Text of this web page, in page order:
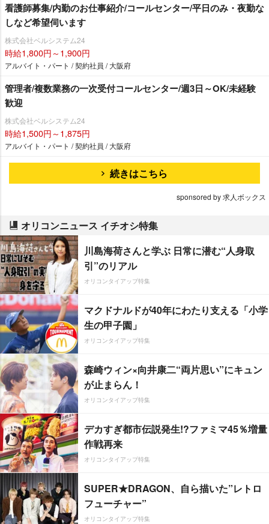
看護師募集/内勤のお仕事紹介/コールセンター/平日のみ・夜勤な
しなど希望伺います
株式会社ベルシステム24
時給1,800円～1,900円
アルバイト・パート / 契約社員 / 大阪府
管理者/複数業務の一次受付コールセンター/週3日～OK/未経験
歓迎
株式会社ベルシステム24
時給1,500円～1,875円
アルバイト・パート / 契約社員 / 大阪府
続きはこちら
sponsored by 求人ボックス
オリコンニュース イチオシ特集
川島海荷さんと学ぶ 日常に潜む“人身取
引”のリアル
オリコンタイアップ特集
マクドナルドが40年にわたり支える「小学
生の甲子園」
オリコンタイアップ特集
森崎ウィン×向井康二“両片思い”にキュン
が止まらん！
オリコンタイアップ特集
デカすぎ都市伝説発生!?ファミマ45％増量
作戦再来
オリコンタイアップ特集
SUPER★DRAGON、自ら描いた”レトロ
フューチャー”
オリコンタイアップ特集